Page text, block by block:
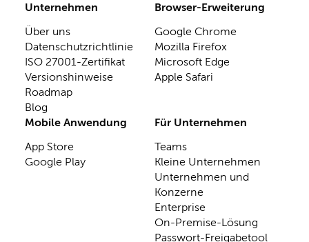
Unternehmen
Über uns
Datenschutzrichtlinie
ISO 27001-Zertifikat
Versionshinweise
Roadmap
Blog
Browser-Erweiterung
Google Chrome
Mozilla Firefox
Microsoft Edge
Apple Safari
Mobile Anwendung
App Store
Google Play
Für Unternehmen
Teams
Kleine Unternehmen
Unternehmen und
Konzerne
Enterprise
On-Premise-Lösung
Passwort-Freigabetool